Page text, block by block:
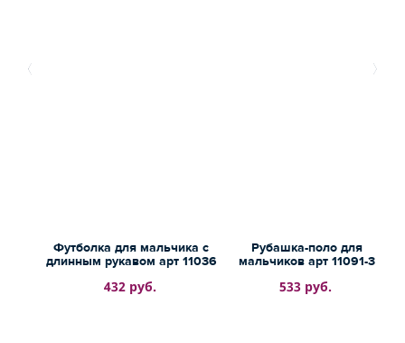
Футболка для мальчика с
длинным рукавом арт 11036
432 руб.
Рубашка-поло для
мальчиков арт 11091-3
533 руб.